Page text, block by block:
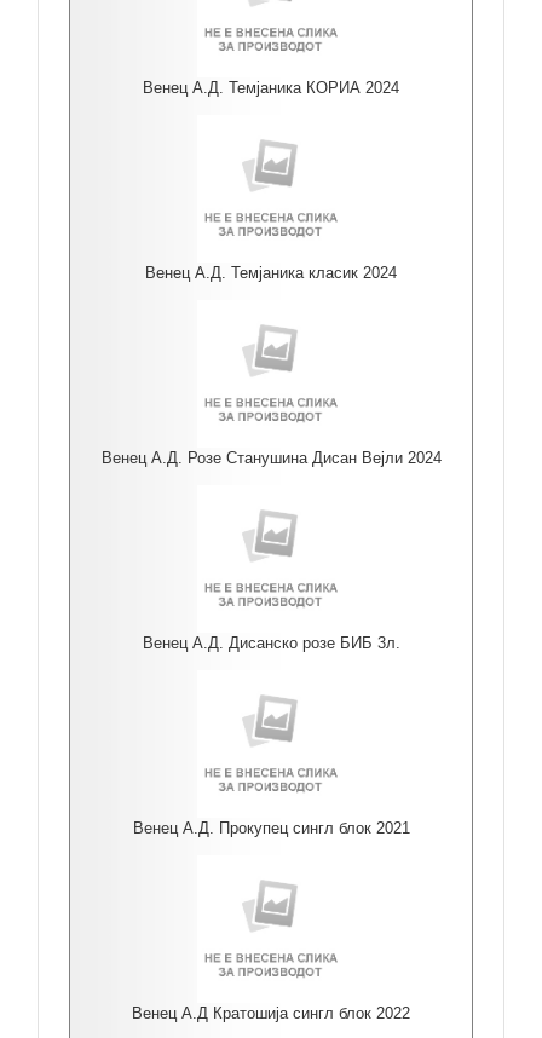
Венец А.Д. Темјаника КОРИА 2024
Венец А.Д. Темјаника класик 2024
Венец А.Д. Розе Станушина Дисан Вејли 2024
Венец А.Д. Дисанско розе БИБ 3л.
Венец А.Д. Прокупец сингл блок 2021
Венец А.Д Кратошија сингл блок 2022